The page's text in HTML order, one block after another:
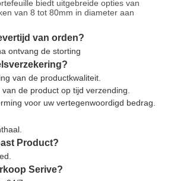
biedt uitgebreide opties van
van 8 tot 80mm in diameter aan
van orden?
ontvang de storting
van de productkwaliteit.
de product op tijd verzending.
voor uw vertegenwoordigd bedrag.
Product?
Serive?